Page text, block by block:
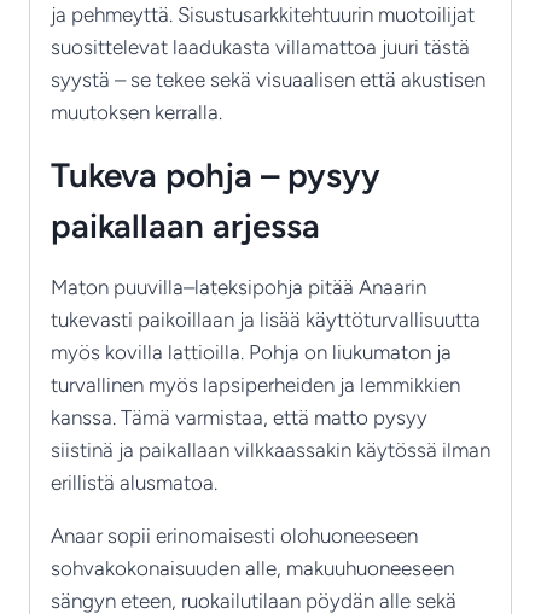
ja pehmeyttä. Sisustusarkkitehtuurin muotoilijat
suosittelevat laadukasta villamattoa juuri tästä
syystä – se tekee sekä visuaalisen että akustisen
muutoksen kerralla.
Tukeva pohja – pysyy
paikallaan arjessa
Maton puuvilla–lateksipohja pitää Anaarin
tukevasti paikoillaan ja lisää käyttöturvallisuutta
myös kovilla lattioilla. Pohja on liukumaton ja
turvallinen myös lapsiperheiden ja lemmikkien
kanssa. Tämä varmistaa, että matto pysyy
siistinä ja paikallaan vilkkaassakin käytössä ilman
erillistä alusmatoa.
Anaar sopii erinomaisesti olohuoneeseen
sohvakokonaisuuden alle, makuuhuoneeseen
sängyn eteen, ruokailutilaan pöydän alle sekä